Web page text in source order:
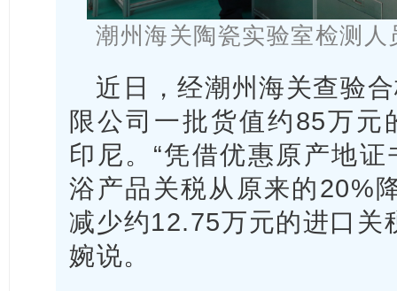
潮州海关陶瓷实验室检测
近日，经潮州海关查验
限公司一批货值约85万元
印尼。“凭借优惠原产地
浴产品关税从原来的20%
减少约12.75万元的进口关
婉说。